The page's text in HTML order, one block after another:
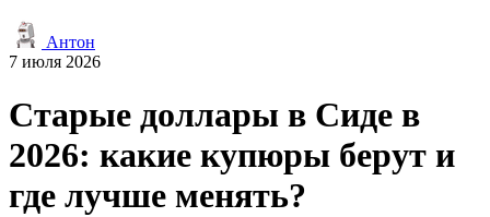
Антон
7 июля 2026
Старые доллары в Сиде в
2026: какие купюры берут и
где лучше менять?